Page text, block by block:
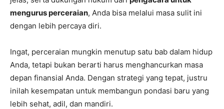
mengurus perceraian, Anda bisa melalui masa sulit ini
dengan lebih percaya diri.
Ingat, perceraian mungkin menutup satu bab dalam hidup
Anda, tetapi bukan berarti harus menghancurkan masa
depan finansial Anda. Dengan strategi yang tepat, justru
inilah kesempatan untuk membangun pondasi baru yang
lebih sehat, adil, dan mandiri.